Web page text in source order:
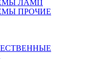
ЛАМП
ПРОЧИЕ